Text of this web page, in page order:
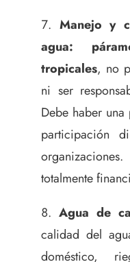
Manejo y
agua:
tropicales, no
ni ser
Debe haber
participación
totalmente
Agua de
calidad del
doméstico,